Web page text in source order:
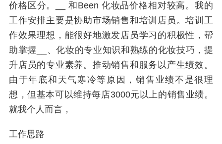
价格区分。__ 和Been 化妆品价格相对较高。我的
工作安排主要是协助市场销售和培训店员。培训工
作效果理想，能很好地激发店员学习的积极性，帮
助掌握__、化妆的专业知识和熟练的化妆技巧，提
升店员的专业素养。推动销售和服务以产生绩效。
由于年底和天气寒冷等原因，销售业绩不是很理
想，但基本可以维持每店3000元以上的销售业绩。
就我个人而言，
工作思路